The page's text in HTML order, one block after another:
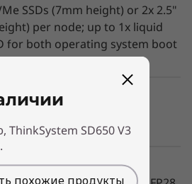
®Xeon®Platinum 4-го
технологии жидкостного
он может работать с
до 350 Вт в
факторе 1/2U, по сравнению
165-205 Вт в
охлаждением.
ThinkSystem SD650 V3
более половины петафлоп
HPC без
SSDs (7mm height) or 2x 2.5"
per node; up to 1x liquid
for both operating system boot
SATA с SW RAID или Intel
ThinkSystem SD650 V3
похожие продукты